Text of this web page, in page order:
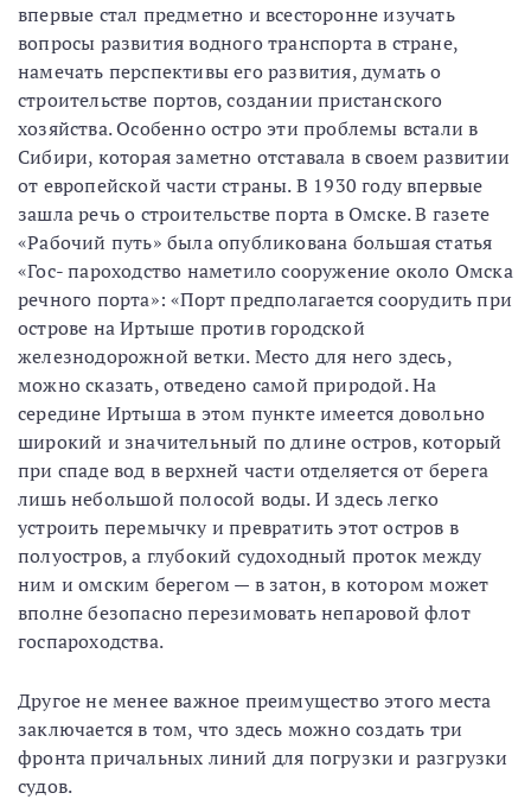
впервые стал предметно и всесторонне изучать
вопросы развития водного транспорта в стране,
намечать перспективы его развития, думать о
строительстве портов, создании пристанского
хозяйства. Особенно остро эти проблемы встали в
Сибири, которая заметно отставала в своем развитии
от европейской части страны. В 1930 году впервые
зашла речь о строительстве порта в Омске. В газете
«Рабочий путь» была опубликована большая статья
«Гос- пароходство наметило сооружение около Омска
речного порта»: «Порт предполагается соорудить при
острове на Иртыше против городской
железнодорожной ветки. Место для него здесь,
можно сказать, отведено самой природой. На
середине Иртыша в этом пункте имеется довольно
широкий и значительный по длине остров, который
при спаде вод в верхней части отделяется от берега
лишь небольшой полосой воды. И здесь легко
устроить перемычку и превратить этот остров в
полуостров, а глубокий судоходный проток между
ним и омским берегом — в затон, в котором может
вполне безопасно перезимовать непаровой флот
госпароходства.
Другое не менее важное преимущество этого места
заключается в том, что здесь можно создать три
фронта причальных линий для погрузки и разгрузки
судов.